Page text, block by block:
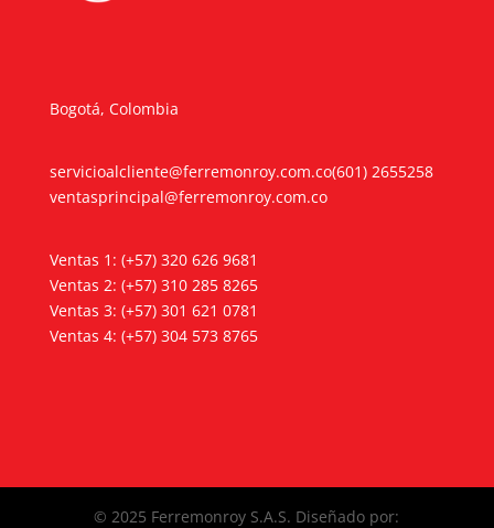
Bogotá, Colombia
servicioalcliente@ferremonroy.com.co
ventasprincipal@ferremonroy.com.co
(601) 2655258
Ventas 1: (+57) 320 626 9681
Ventas 2: (+57) 310 285 8265
Ventas 3: (+57) 301 621 0781
Ventas 4: (+57) 304 573 8765
© 2025 Ferremonroy S.A.S. Diseñado por: